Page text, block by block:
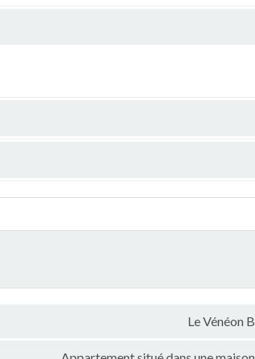
Le Vénéon B